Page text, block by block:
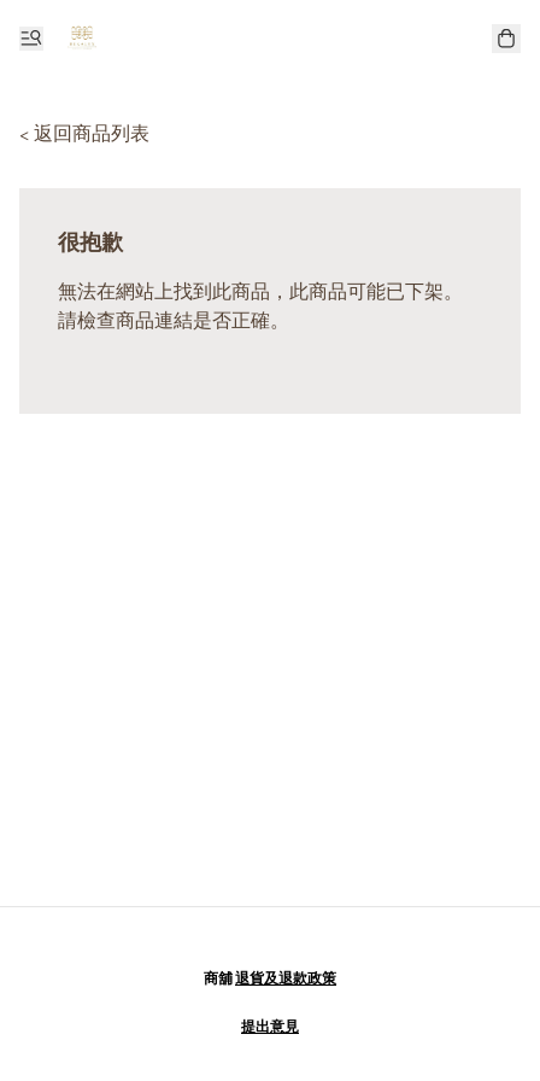
< 返回商品列表
很抱歉
無法在網站上找到此商品，此商品可能已下架。
請檢查商品連結是否正確。
商舖退貨及退款政策
提出意見